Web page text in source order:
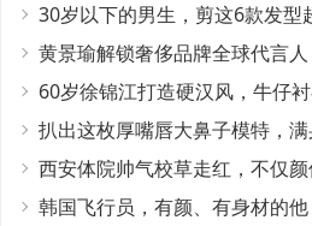
30岁以下的男生，剪这6款发型
黄景瑜解锁奢侈品牌全球代言
60岁徐锦江打造硬汉风，牛仔
扒出这枚厚嘴唇大鼻子模特，
西安体院帅气校草走红，不仅
田径运动员
韩国飞行员，有颜、有身材的